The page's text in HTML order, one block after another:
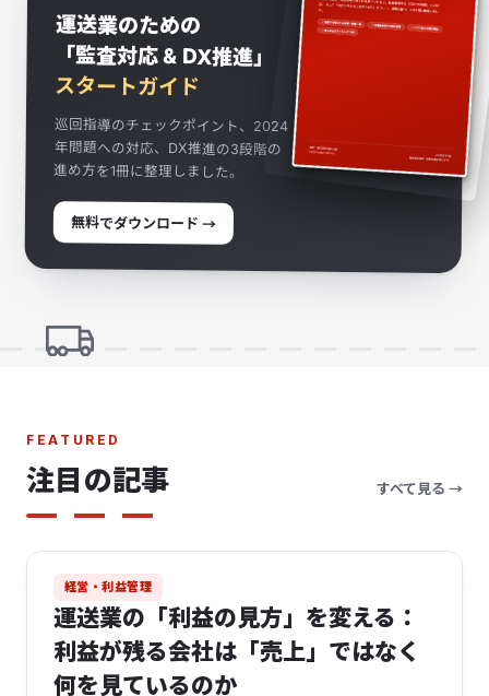
運送業のための
「監査対応 & DX推進」
スタートガイド
巡回指導のチェックポイント、2024
年問題への対応、DX推進の3段階の
進め方を1冊に整理しました。
無料でダウンロード →
FEATURED
注目の記事 すべて見る →
経営・利益管理
運送業の「利益の見方」を変える：
利益が残る会社は「売上」ではなく
何を見ているのか